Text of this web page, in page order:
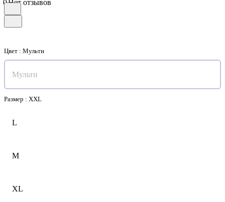
0Нет отзывов
Цвет : Мульти
Мульти
Размер : XXL
L
M
XL